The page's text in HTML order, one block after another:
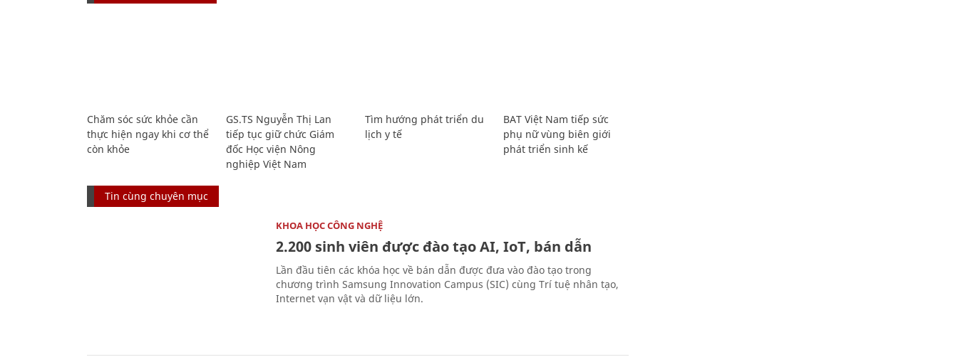
Chăm sóc sức khỏe cần
thực hiện ngay khi cơ thể
còn khỏe
GS.TS Nguyễn Thị Lan
tiếp tục giữ chức Giám
đốc Học viện Nông
nghiệp Việt Nam
Tìm hướng phát triển du
lịch y tế
BAT Việt Nam tiếp sức
phụ nữ vùng biên giới
phát triển sinh kế
Tin cùng chuyên mục
KHOA HỌC CÔNG NGHỆ
2.200 sinh viên được đào tạo AI, IoT, bán dẫn
Lần đầu tiên các khóa học về bán dẫn được đưa vào đào tạo trong
chương trình Samsung Innovation Campus (SIC) cùng Trí tuệ nhân tạo,
Internet vạn vật và dữ liệu lớn.